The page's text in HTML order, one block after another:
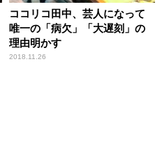
ココリコ田中、芸人になって
唯一の「病欠」「大遅刻」の
理由明かす
2018.11.26